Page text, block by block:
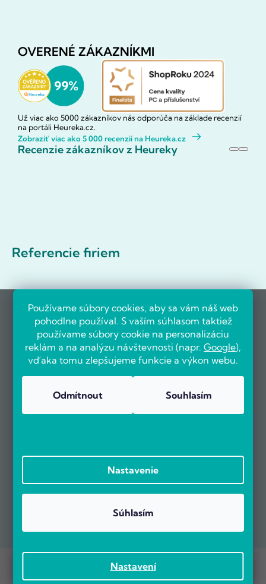
Používame súbory cookies, aby sa vám náš web
pohodlne používal. S vaším súhlasom taktiež
používame súbory cookie na personalizáciu
reklám a na analýzu návštevnosti (napr. Google),
vďaka tomu zlepšujeme funkcie a výkon webu.
Nastavení
Odmítnout Souhlasím
Nastavenie
Súhlasím
Prebieha Masaker cien! Navyše objednávky nad 100 EUR sú s
OVERENÉ ZÁKAZNÍKMI
Už viac ako 5000 zákazníkov nás odporúča na základe recenzií
na portáli Heureka.cz.
Zobraziť viac ako 5 000 recenzií na Heureka.cz
Recenzie zákazníkov z Heureky
Referencie firiem
Vytvoril Shoptet Premium
POČÍTÁRNA.SK . Všetky práva vyhradené.